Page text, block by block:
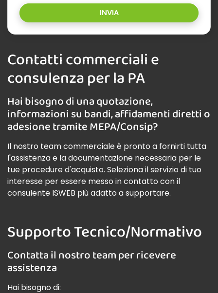
INVIA
Contatti commerciali e
consulenza per la PA
Hai bisogno di una quotazione,
informazioni su bandi, affidamenti diretti o
adesione tramite MEPA/Consip?
Il nostro team commerciale è pronto a fornirti tutta
l'assistenza e la documentazione necessaria per le
tue procedure d'acquisto. Seleziona il servizio di tuo
interesse per essere messo in contatto con il
consulente ISWEB più adatto a supportare.
Supporto Tecnico/Normativo
Contatta il nostro team per ricevere
assistenza
Hai bisogno di: